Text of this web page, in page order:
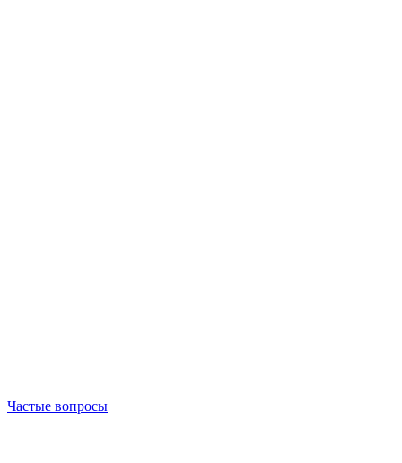
Частые вопросы